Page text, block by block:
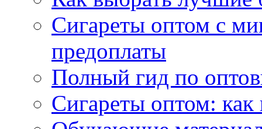
Сигареты оптом с
предоплаты
Полный гид по
Сигареты оптом: